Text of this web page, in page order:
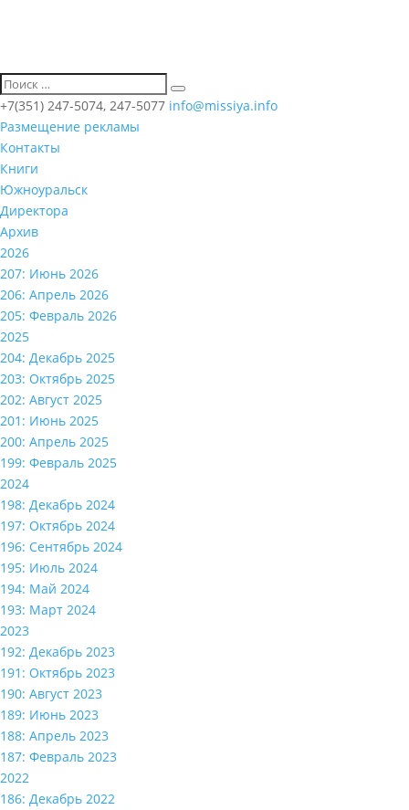
+7(351) 247-5074, 247-5077 info@missiya.info
Размещение рекламы
Контакты
Книги
Южноуральск
Директора
Архив
2026
207: Июнь 2026
206: Апрель 2026
205: Февраль 2026
2025
204: Декабрь 2025
203: Октябрь 2025
202: Август 2025
201: Июнь 2025
200: Апрель 2025
199: Февраль 2025
2024
198: Декабрь 2024
197: Октябрь 2024
196: Сентябрь 2024
195: Июль 2024
194: Май 2024
193: Март 2024
2023
192: Декабрь 2023
191: Октябрь 2023
190: Август 2023
189: Июнь 2023
188: Апрель 2023
187: Февраль 2023
2022
186: Декабрь 2022